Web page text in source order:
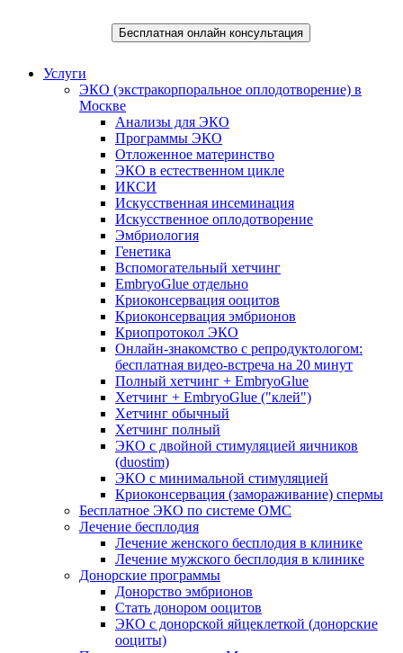
Бесплатная онлайн консультация
Услуги
ЭКО (экстракорпоральное оплодотворение) в
Москве
Анализы для ЭКО
Программы ЭКО
Отложенное материнство
ЭКО в естественном цикле
ИКСИ
Искусственная инсеминация
Искусственное оплодотворение
Эмбриология
Генетика
Вспомогательный хетчинг
EmbryoGlue отдельно
Криоконсервация ооцитов
Криоконсервация эмбрионов
Криопротокол ЭКО
Онлайн-знакомство с репродуктологом:
бесплатная видео-встреча на 20 минут
Полный хетчинг + ЕmbryoGlue
Хетчинг + EmbryoGlue ("клей")
Хетчинг обычный
Хетчинг полный
ЭКО с двойной стимуляцией яичников
(duostim)
ЭКО с минимальной стимуляцией
Криоконсервация (замораживание) спермы
Бесплатное ЭКО по системе ОМС
Лечение бесплодия
Лечение женского бесплодия в клинике
Лечение мужского бесплодия в клинике
Донорские программы
Донорство эмбрионов
Стать донором ооцитов
ЭКО с донорской яйцеклеткой (донорские
ооциты)